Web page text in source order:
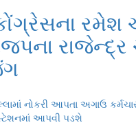
રમેશ
રાજેન્દ્ર